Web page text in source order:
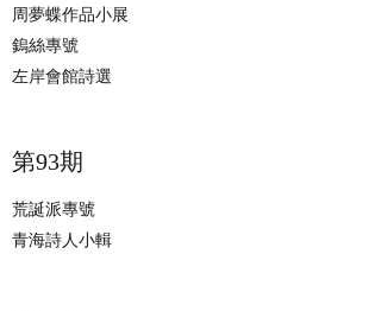
周夢蝶作品小展
鎢絲專號
左岸會館詩選
​第93期
荒誕派專號
青海詩人小輯